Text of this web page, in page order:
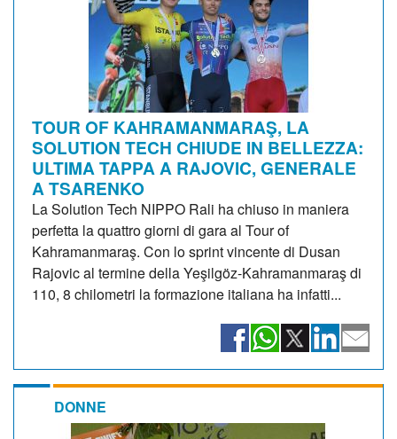
TOUR OF KAHRAMANMARAŞ, LA
SOLUTION TECH CHIUDE IN BELLEZZA:
ULTIMA TAPPA A RAJOVIC, GENERALE
A TSARENKO
La Solution Tech NIPPO Rali ha chiuso in maniera
perfetta la quattro giorni di gara al Tour of
Kahramanmaraş. Con lo sprint vincente di Dusan
Rajovic al termine della Yeşilgöz-Kahramanmaraş di
110, 8 chilometri la formazione italiana ha infatti...
DONNE